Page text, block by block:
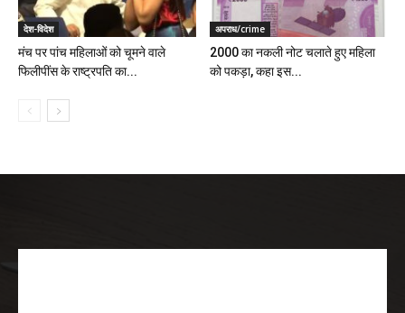
देश-विदेश
मंच पर पांच महिलाओं को चूमने वाले
फिलीपींस के राष्ट्रपति का...
अपराध/crime
2000 का नकली नोट चलाते हुए महिला
को पकड़ा, कहा इस...